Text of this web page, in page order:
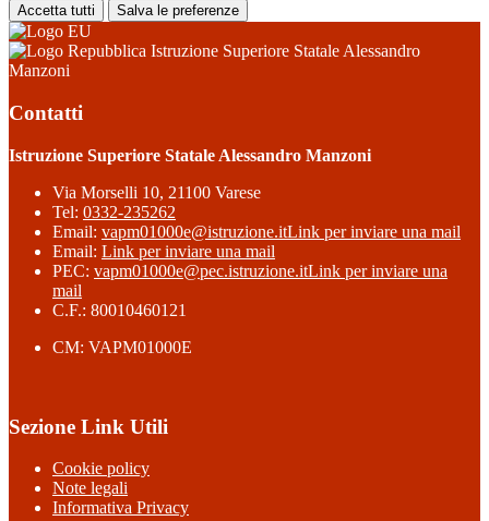
Accetta tutti Salva le preferenze
Istruzione Superiore Statale Alessandro
Manzoni
Contatti
Istruzione Superiore Statale Alessandro Manzoni
Via Morselli 10, 21100 Varese
Tel: 0332-235262
Email: vapm01000e@istruzione.itLink per inviare una mail
Email: Link per inviare una mail
PEC: vapm01000e@pec.istruzione.itLink per inviare una
mail
C.F.: 80010460121
CM: VAPM01000E
Sezione Link Utili
Cookie policy
Note legali
Informativa Privacy